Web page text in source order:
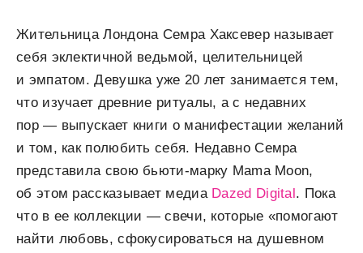
Жительница Лондона Семра Хаксевер называет
себя эклектичной ведьмой, целительницей
и эмпатом. Девушка уже 20 лет занимается тем,
что изучает древние ритуалы, а с недавних
пор — выпускает книги о манифестации желаний
и том, как полюбить себя. Недавно Семра
представила свою бьюти-марку Mama Moon,
об этом рассказывает медиаDazed Digital. Пока
что в ее коллекции — свечи, которые «помогают
найти любовь, сфокусироваться на душевном